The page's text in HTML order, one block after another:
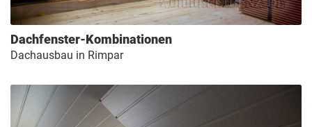
Dachfenster-Kombinationen
Dachausbau in Rimpar